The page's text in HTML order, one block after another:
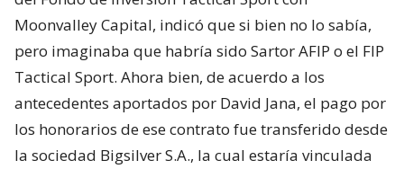
Moonvalley Capital, indicó que si bien no lo sabía,
pero imaginaba que habría sido Sartor AFIP o el FIP
Tactical Sport. Ahora bien, de acuerdo a los
antecedentes aportados por David Jana, el pago por
los honorarios de ese contrato fue transferido desde
la sociedad Bigsilver S.A., la cual estaría vinculada